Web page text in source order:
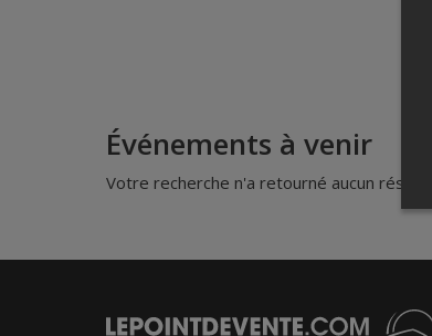
Événements à venir
Votre recherche n'a retourné aucun résultat.